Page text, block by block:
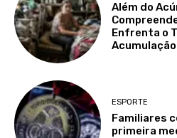
Além do
Enfrenta o
Acumulação
ESPORTE
Familiares
primeira